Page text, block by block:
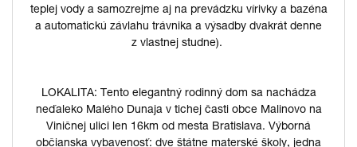
teplej vody a samozrejme aj na prevádzku vírivky a bazéna
a automatickú závlahu trávnika a výsadby dvakrát denne
z vlastnej studne).
LOKALITA: Tento elegantný rodinný dom sa nachádza
neďaleko Malého Dunaja v tichej časti obce Malinovo na
Viničnej ulici len 16km od mesta Bratislava. Výborná
občianska vybavenosť: dve štátne materské školy, jedna